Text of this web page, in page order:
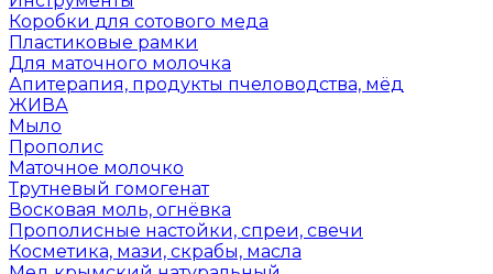
Коробки для сотового меда
Пластиковые рамки
Для маточного молочка
Апитерапия, продукты пчеловодства, мёд
ЖИВА
Мыло
Прополис
Маточное молочко
Трутневый гомогенат
Восковая моль, огнёвка
Прополисные настойки, спреи, свечи
Косметика, мази, скрабы, масла